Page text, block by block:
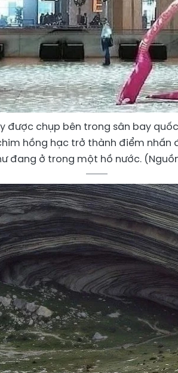
được chụp bên trong sân bay
hồng hạc trở thành điểm nhấn
đang ở trong một hồ nước.